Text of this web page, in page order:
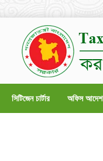
সিটিজেন চার্টার অফিস আদেশ